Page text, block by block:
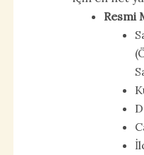
Resmi